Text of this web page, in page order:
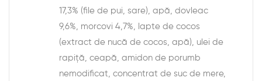
17,3% (file de pui, sare), apă, dovleac
9,6%, morcovi 4,7%, lapte de cocos
(extract de nucă de cocos, apă), ulei de
rapiță, ceapă, amidon de porumb
nemodificat, concentrat de suc de mere,